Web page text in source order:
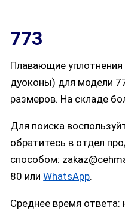
773
Плавающие
дуоконы) для модели
размеров. На складе
Для поиска
обратитесь в отдел
способом:
80 илиWhatsApp.
Среднее время ответа: